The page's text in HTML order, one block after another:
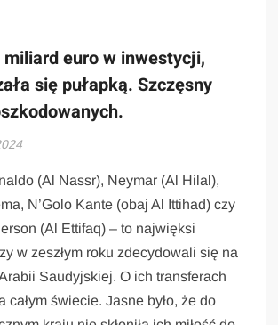
euro w inwestycji,
się pułapką. Szczęsny
(Al Nassr), Neymar (Al Hilal),
N’Golo Kante (obaj Al Ittihad) czy
(Al Ettifaq) – to najwięksi
w zeszłym roku zdecydowali się na
Saudyjskiej. O ich transferach
całym świecie. Jasne było, że do